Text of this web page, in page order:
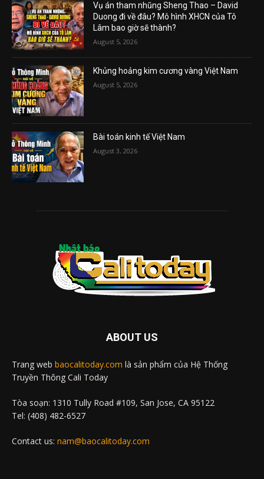
Vụ án tham nhũng Sheng Thao – David
Duong đi về đâu? Mô hình XHCN của Tô
Lâm bao giờ sẽ thành?
August 5, 2026
Khủng hoảng kim cương vàng Việt Nam
August 5, 2026
Bài toán kinh tế Việt Nam
August 3, 2026
ABOUT US
Trang web baocalitoday.com là sản phẩm của Hệ Thống
Truyền Thông Cali Today
Tòa soạn: 1310 Tully Road #109, San Jose, CA 95122
Tel: (408) 482-6527
Contact us: nam@baocalitoday.com